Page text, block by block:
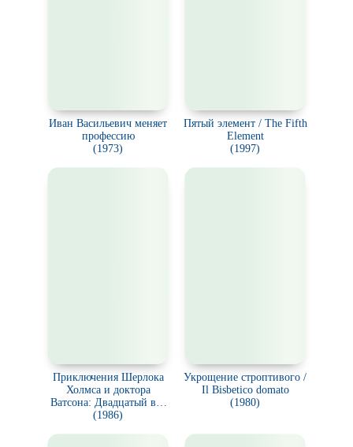
Иван Васильевич меняет
профессию
(1973)
Пятый элемент / The Fifth
Element
(1997)
Приключения Шерлока
Холмса и доктора
Ватсона: Двадцатый век
начинается
(1986)
Укрощение строптивого /
Il Bisbetico domato
(1980)